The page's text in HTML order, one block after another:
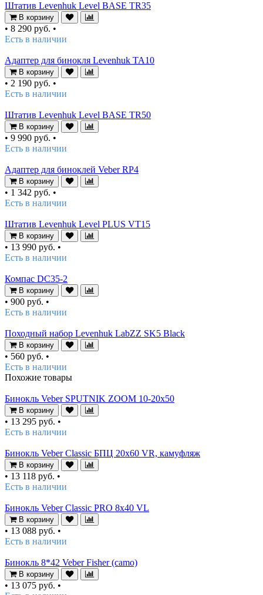
Штатив Levenhuk Level BASE TR35
В корзину
• 8 290 руб. •
Есть в наличии
Адаптер для бинокля Levenhuk TA10
В корзину
• 2 190 руб. •
Есть в наличии
Штатив Levenhuk Level BASE TR50
В корзину
• 9 990 руб. •
Есть в наличии
Адаптер для биноклей Veber RP4
В корзину
• 1 342 руб. •
Есть в наличии
Штатив Levenhuk Level PLUS VT15
В корзину
• 13 990 руб. •
Есть в наличии
Компас DC35-2
В корзину
• 900 руб. •
Есть в наличии
Походный набор Levenhuk LabZZ SK5 Black
В корзину
• 560 руб. •
Есть в наличии
Похожие товары
Бинокль Veber SPUTNIK ZOOM 10-20х50
В корзину
• 13 295 руб. •
Есть в наличии
Бинокль Veber Classic БПЦ 20х60 VR, камуфляж
В корзину
• 13 118 руб. •
Есть в наличии
Бинокль Veber Classic PRO 8x40 VL
В корзину
• 13 088 руб. •
Есть в наличии
Бинокль 8*42 Veber Fisher (camo)
В корзину
• 13 075 руб. •